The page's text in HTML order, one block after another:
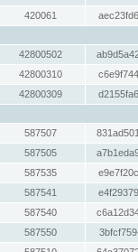
420061
42800502
42800310
42800309
587507
587505
587535
587541
587540
587550